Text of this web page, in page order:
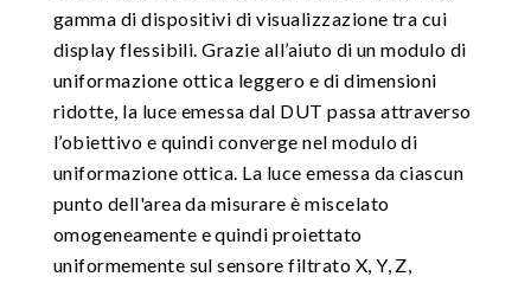
gamma di dispositivi di visualizzazione tra cui
display flessibili. Grazie all’aiuto di un modulo di
uniformazione ottica leggero e di dimensioni
ridotte, la luce emessa dal DUT passa attraverso
l’obiettivo e quindi converge nel modulo di
uniformazione ottica. La luce emessa da ciascun
punto dell'area da misurare è miscelato
omogeneamente e quindi proiettato
uniformemente sul sensore filtrato X, Y, Z,